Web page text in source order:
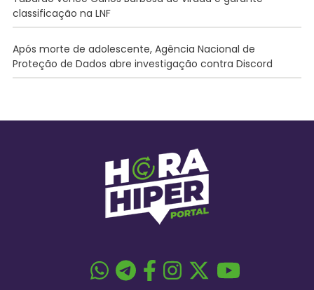
classificação na LNF
Após morte de adolescente, Agência Nacional de
Proteção de Dados abre investigação contra Discord